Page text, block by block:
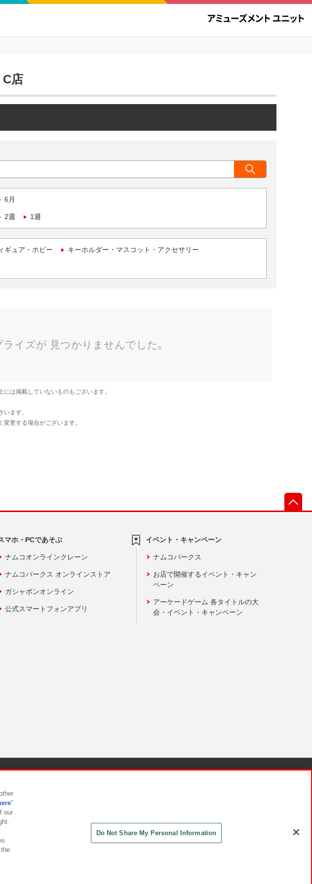
店
6月
2週 1週
ギュア・ホビー キーホルダー・マスコット・アクセサリー
マホ・PCであそぶ
ナムコオンラインクレーン
ナムコパークス オンラインストア
ガシャポンオンライン
公式スマートフォンアプリ
イベント・キャンペーン
ナムコパークス
お店で開催するイベント・キャン
ペーン
アーケードゲーム 各タイトルの大
会・イベント・キャンペーン
方針
"
our
Do Not Share My Personal Information